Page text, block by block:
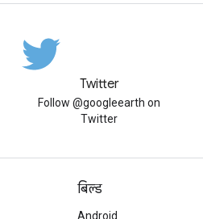
Twitter
Follow @googleearth on
Twitter
बिल्ड
Android